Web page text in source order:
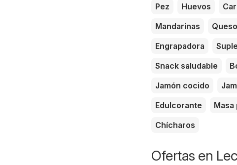
Pez Huevos
Mandarinas
Engrapadora
Snack saludable
Jamón cocido
Edulcorante
Masa
Chícharos
Ofertas en